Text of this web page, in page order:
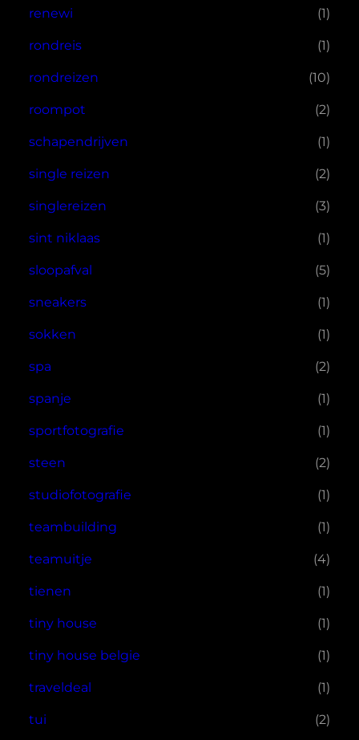
renewi (1)
rondreis (1)
rondreizen (10)
roompot (2)
schapendrijven (1)
single reizen (2)
singlereizen (3)
sint niklaas (1)
sloopafval (5)
sneakers (1)
sokken (1)
spa (2)
spanje (1)
sportfotografie (1)
steen (2)
studiofotografie (1)
teambuilding (1)
teamuitje (4)
tienen (1)
tiny house (1)
tiny house belgie (1)
traveldeal (1)
tui (2)